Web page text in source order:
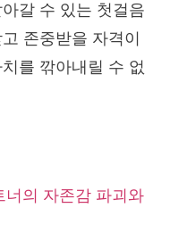
갈 수 있는 첫걸음
존중받을 자격이
를 깎아내릴 수 없
너의 자존감 파괴와